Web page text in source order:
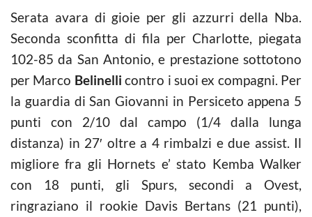
Serata avara di gioie per gli azzurri della Nba.
Seconda sconfitta di fila per Charlotte, piegata
102-85 da San Antonio, e prestazione sottotono
per Marco Belinelli contro i suoi ex compagni. Per
la guardia di San Giovanni in Persiceto appena 5
punti con 2/10 dal campo (1/4 dalla lunga
distanza) in 27′ oltre a 4 rimbalzi e due assist. Il
migliore fra gli Hornets e’ stato Kemba Walker
con 18 punti, gli Spurs, secondi a Ovest,
ringraziano il rookie Davis Bertans (21 punti),